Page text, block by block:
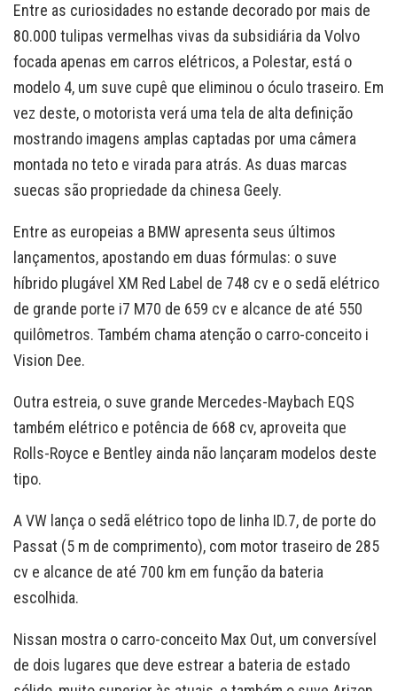
Entre as curiosidades no estande decorado por mais de
80.000 tulipas vermelhas vivas da subsidiária da Volvo
focada apenas em carros elétricos, a Polestar, está o
modelo 4, um suve cupê que eliminou o óculo traseiro. Em
vez deste, o motorista verá uma tela de alta definição
mostrando imagens amplas captadas por uma câmera
montada no teto e virada para atrás. As duas marcas
suecas são propriedade da chinesa Geely.
Entre as europeias a BMW apresenta seus últimos
lançamentos, apostando em duas fórmulas: o suve
híbrido plugável XM Red Label de 748 cv e o sedã elétrico
de grande porte i7 M70 de 659 cv e alcance de até 550
quilômetros. Também chama atenção o carro-conceito i
Vision Dee.
Outra estreia, o suve grande Mercedes-Maybach EQS
também elétrico e potência de 668 cv, aproveita que
Rolls-Royce e Bentley ainda não lançaram modelos deste
tipo.
A VW lança o sedã elétrico topo de linha ID.7, de porte do
Passat (5 m de comprimento), com motor traseiro de 285
cv e alcance de até 700 km em função da bateria
escolhida.
Nissan mostra o carro-conceito Max Out, um conversível
de dois lugares que deve estrear a bateria de estado